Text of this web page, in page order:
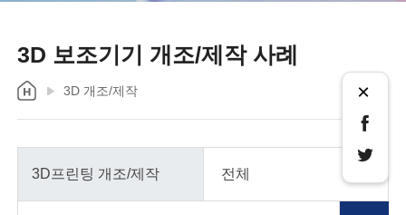
3D 보조기기 개조/제작 사례
3D 개조/제작 ×